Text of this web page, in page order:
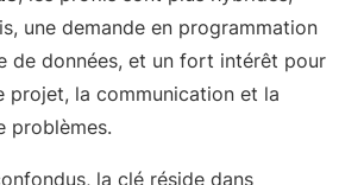
une demande en programmation
de données, et un fort intérêt pour
projet, la communication et la
problèmes.
la clé réside dans